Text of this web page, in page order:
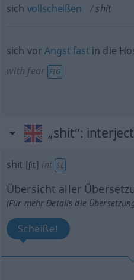
sich vollscheißen shit
sich vorAngst fast in die
with fear FIG
„shit“:
shit [ʃit] int SL
Übersicht aller
(Für mehr Details die
Scheiße!